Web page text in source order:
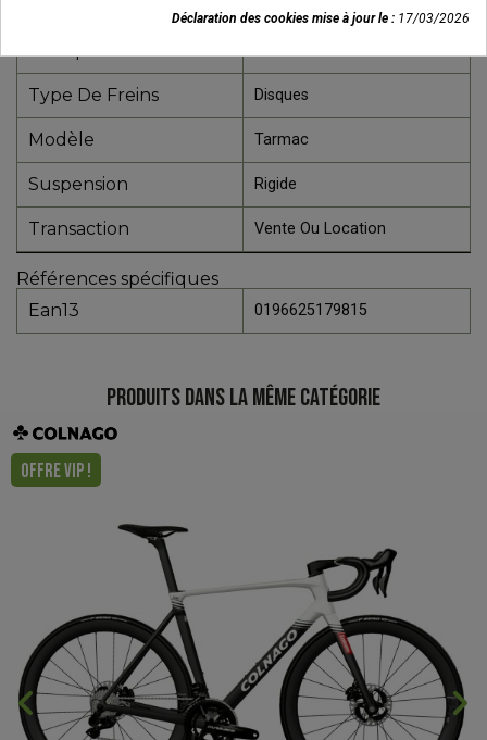
Pratique
Type De Freins Disques
Modèle Tarmac
Suspension Rigide
Transaction Vente Ou Location
Références spécifiques
Ean13
0196625179815
PRODUITS DANS LA MÊME CATÉGORIE
OFFRE VIP !
chevron_backward chevron_forward
Déclaration des cookies mise à jour le : 17/03/2026